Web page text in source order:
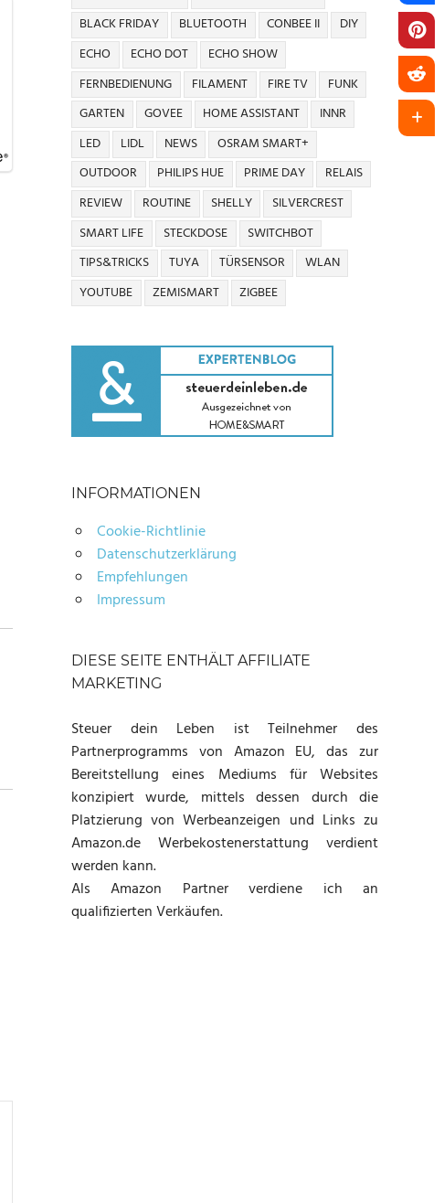
BLACK FRIDAY
BLUETOOTH CONBEE II
DIY
ECHO
ECHO DOT
ECHO SHOW
FERNBEDIENUNG
FILAMENT FIRE TV
FUNK
GARTEN
GOVEE HOME ASSISTANT
INNR
LED
LIDL NEWS
OSRAM SMART+
OUTDOOR
PHILIPS HUE PRIME DAY
RELAIS
REVIEW
ROUTINE SHELLY
SILVERCREST
SMART LIFE
STECKDOSE
SWITCHBOT
TIPS&TRICKS
TUYA TÜRSENSOR
WLAN
YOUTUBE
ZEMISMART ZIGBEE
INFORMATIONEN
Cookie-Richtlinie
Datenschutzerklärung
Empfehlungen
Impressum
DIESE SEITE ENTHÄLT AFFILIATE
MARKETING
Steuer dein Leben ist Teilnehmer des
Partnerprogramms von Amazon EU, das zur
Bereitstellung eines Mediums für Websites
konzipiert wurde, mittels dessen durch die
Platzierung von Werbeanzeigen und Links zu
Amazon.de Werbekostenerstattung verdient
werden kann.
Als Amazon Partner verdiene ich an
qualifizierten Verkäufen.